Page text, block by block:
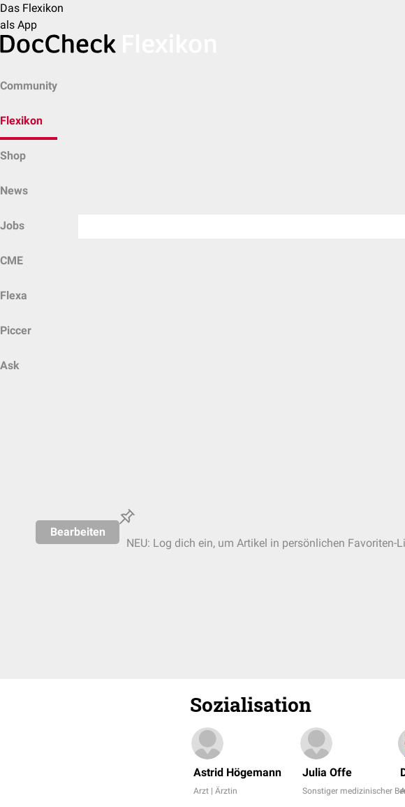
Das Flexikon
als App
Community
Flexikon
Shop
News
Jobs
CME
Flexa
Piccer
Ask
Bearbeiten
NEU: Log dich ein, um Artikel in persönlichen Favoriten-
Sozialisation
Astrid Högemann
Arzt | Ärztin
Julia Offe
Sonstiger medizinischer